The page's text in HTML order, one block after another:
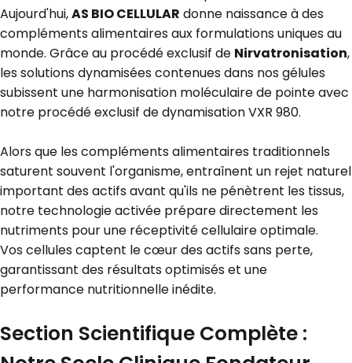
Aujourd'hui,AS BIO CELLULAR donne naissance à des
compléments alimentaires aux formulations uniques au
monde. Grâce au procédé exclusif de Nirvatronisation,
les solutions dynamisées contenues dans nos gélules
subissent une harmonisation moléculaire de pointe avec
notre procédé exclusif de dynamisation VXR 980.
Alors que les compléments alimentaires traditionnels
saturent souvent l'organisme, entraînent un rejet naturel
important des actifs avant qu'ils ne pénètrent les tissus,
notre technologie activée prépare directement les
nutriments pourune réceptivité cellulaire optimale.
Vos cellules captent le cœur des actifs sans perte,
garantissant des résultats optimisés et une
performance nutritionnelle inédite.
Section Scientifique Complète :